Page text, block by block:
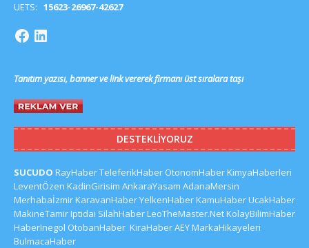
UETS: 15623-26967-42627
Tanıtım yazısı, banner ve link vererek firmanı üst sıralara taşı
DESTEKLIYORUZ
SUCUDO RayHaberTeleferikHaber OtonomHaberKimyaHaberleri
LeventÖzen KadinGirisim AnkaraYasam AdanaMersin
MerhabaİzmirKaravanHaberYelkenHaberKamuHaberUcakHaber
MakineTamirIptidai SilahHaberLeoTheMaster.NetKolayBilimHaber
HaberInegol OtobanHaber KiraHaberAEYMarkaHikayeleri
BulmacaHaber